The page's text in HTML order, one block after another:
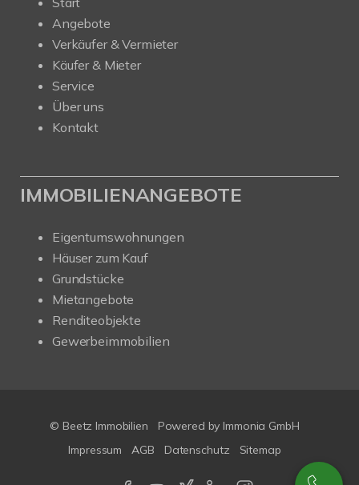
Angebote
Verkäufer & Vermieter
Käufer & Mieter
Service
Über uns
Kontakt
IMMOBILIENANGEBOTE
Eigentumswohnungen
Häuser zum Kauf
Grundstücke
Mietangebote
Renditeobjekte
Gewerbeimmobilien
© Beetz Immobilien Powered by Immonia GmbH
Impressum
AGB Datenschutz Sitemap